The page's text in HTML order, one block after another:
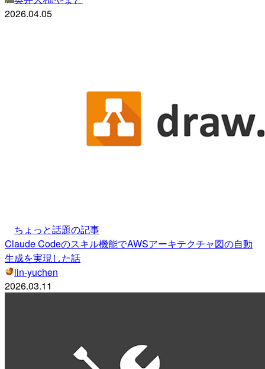
2026.04.05
ちょっと話題の記事
Claude Codeのスキル機能でAWSアーキテクチャ図の自動
生成を実現した話
lin-yuchen
2026.03.11